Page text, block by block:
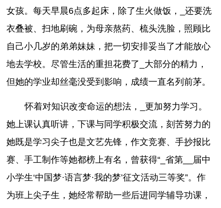
女孩。每天早晨6点多起床，除了生火做饭，_还要洗
衣叠被、扫地刷碗，为母亲熬药、梳头洗脸，照顾比
自己小几岁的弟弟妹妹，把一切安排妥当了才能放心
地去学校。尽管生活的重担花费了_大部分的精力，
但她的学业却丝毫没受到影响，成绩一直名列前茅。
怀着对知识改变命运的想法，_更加努力学习。
她上课认真听讲，下课与同学积极交流，刻苦努力的
她既是学习尖子也是文艺先锋，作文竞赛、手抄报比
赛、手工制作等她都榜上有名，曾获得“_省第__届中
小学生‘中国梦·语言梦·我的梦’征文活动三等奖”。作
为班上尖子生，她经常帮助一些后进同学辅导功课，